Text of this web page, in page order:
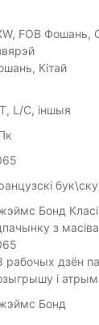
FOB Фошань,
Кітай
L/C, іншыя
Бонд
з
рабочых дзён
і
Бонд